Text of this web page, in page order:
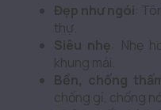
Đẹp như ngói:
thự.
Siêu nhẹ: Nhẹ
khung mái.
Bền, chống
chống gỉ, chống